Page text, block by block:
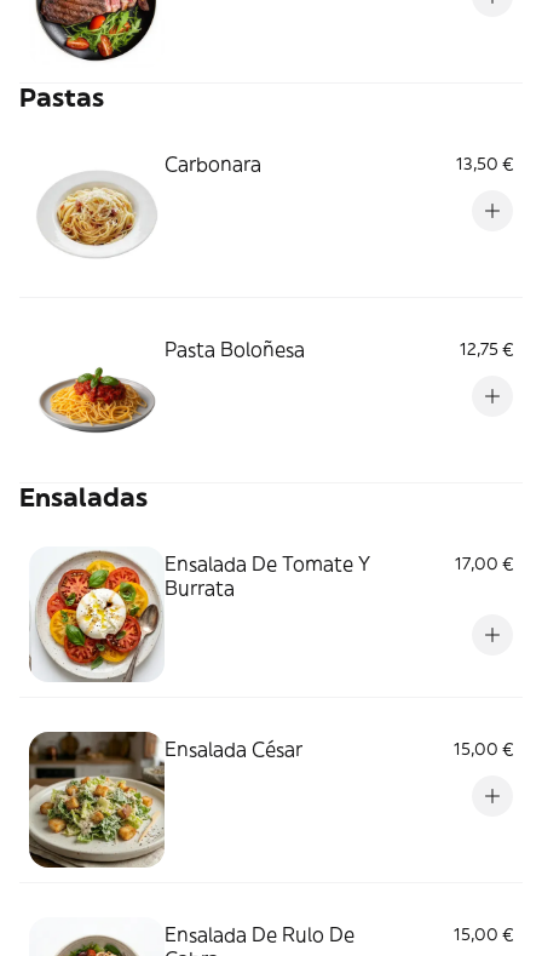
Pastas
Carbonara 13,50 €
Pasta Boloñesa 12,75 €
Ensaladas
Ensalada De Tomate Y
Burrata
17,00 €
Ensalada César 15,00 €
Ensalada De Rulo De
15,00 €